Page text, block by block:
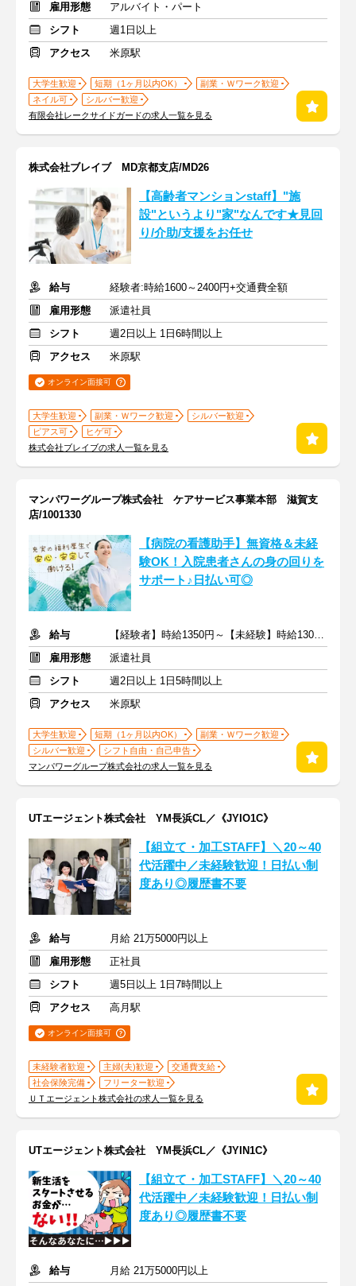
雇用形態
アルバイト・パート
シフト
週1日以上
アクセス
米原駅
大学生歓迎 短期（1ヶ月以内OK）
副業・Ｗワーク歓迎
ネイル可
シルバー歓迎
有限会社レークサイドガードの求人一覧を見る
株式会社ブレイブ MD京都支店/MD26
【高齢者マンションstaff】"施
設"というより"家"なんです★見回
り/介助/支援をお任せ
給与
経験者:時給1600～2400円+交通費全額
雇用形態
派遣社員
シフト
週2日以上 1日6時間以上
アクセス
米原駅
オンライン面接可
大学生歓迎 副業・Ｗワーク歓迎
シルバー歓迎
ピアス可
ヒゲ可
株式会社ブレイブの求人一覧を見る
マンパワーグループ株式会社 ケアサービス事業本部 滋賀支
店/1001330
【病院の看護助手】無資格＆未経
験OK！入院患者さんの身の回りを
サポート♪日払い可◎
給与
【経験者】時給1350円～【未経験】時給1300円～ ※交通費全額
雇用形態
派遣社員
シフト
週2日以上 1日5時間以上
アクセス
米原駅
大学生歓迎 短期（1ヶ月以内OK）
副業・Ｗワーク歓迎
シルバー歓迎
シフト自由・自己申告
マンパワーグループ株式会社の求人一覧を見る
UTエージェント株式会社 YM長浜CL／《JYIO1C》
【組立て・加工STAFF】＼20～40
代活躍中／未経験歓迎！日払い制
度あり◎履歴書不要
給与
月給 21万5000円以上
雇用形態
正社員
シフト
週5日以上 1日7時間以上
アクセス
高月駅
オンライン面接可
未経験者歓迎 主婦(夫)歓迎
交通費支給
社会保険完備
フリーター歓迎
ＵＴエージェント株式会社の求人一覧を見る
UTエージェント株式会社 YM長浜CL／《JYIN1C》
【組立て・加工STAFF】＼20～40
代活躍中／未経験歓迎！日払い制
度あり◎履歴書不要
給与
月給 21万5000円以上